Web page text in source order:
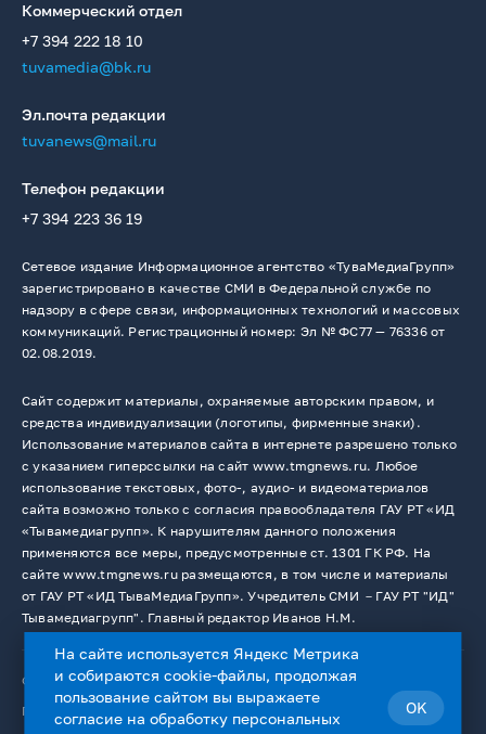
Коммерческий отдел
+7 394 222 18 10
tuvamedia@bk.ru
Эл.почта редакции
tuvanews@mail.ru
Телефон редакции
+7 394 223 36 19
Сетевое издание Информационное агентство «ТуваМедиаГрупп»
зарегистрировано в качестве СМИ в Федеральной службе по
надзору в сфере связи, информационных технологий и массовых
коммуникаций. Регистрационный номер: Эл № ФС77 — 76336 от
02.08.2019.
Сайт содержит материалы, охраняемые авторским правом, и
средства индивидуализации (логотипы, фирменные знаки).
Использование материалов сайта в интернете разрешено только
с указанием гиперссылки на сайт www.tmgnews.ru. Любое
использование текстовых, фото-, аудио- и видеоматериалов
сайта возможно только с согласия правообладателя ГАУ РТ «ИД
«Тывамедиагрупп». К нарушителям данного положения
применяются все меры, предусмотренные ст. 1301 ГК РФ. На
сайте www.tmgnews.ru размещаются, в том числе и материалы
от ГАУ РТ «ИД ТываМедиаГрупп». Учредитель СМИ －ГАУ РТ "ИД"
Тывамедиагрупп". Главный редактор Иванов Н.М.
© 2026. Все права защищены.
12+
Пользовательское соглашение
На сайте используется Яндекс Метрика
и собираются cookie-файлы, продолжая
пользование сайтом вы выражаете
согласие наобработку персональных
OK